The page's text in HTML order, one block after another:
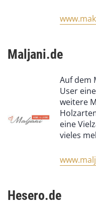
Maljani.de
Auf dem
User
weitere
eine
vieles
Hesero.de